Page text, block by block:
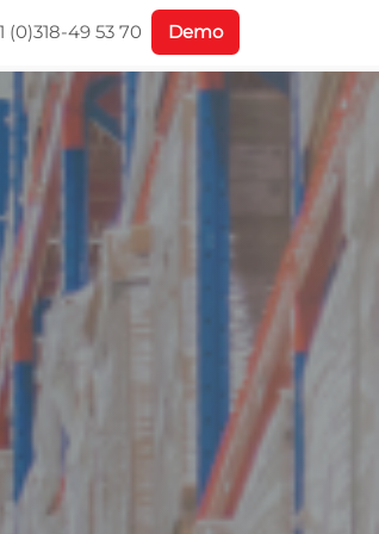
(0)318-49 53 70 Demo